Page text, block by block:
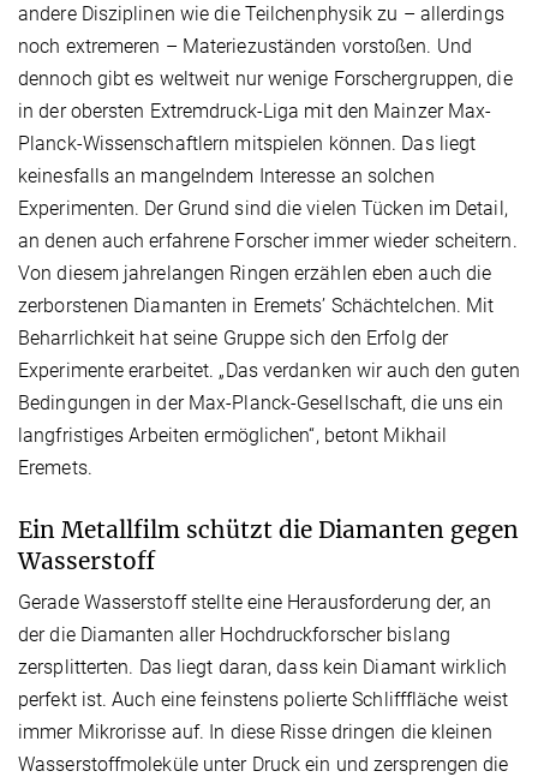
andere Disziplinen wie die Teilchenphysik zu – allerdings
noch extremeren – Materiezuständen vorstoßen. Und
dennoch gibt es weltweit nur wenige Forschergruppen, die
in der obersten Extremdruck-Liga mit den Mainzer Max-
Planck-Wissenschaftlern mitspielen können. Das liegt
keinesfalls an mangelndem Interesse an solchen
Experimenten. Der Grund sind die vielen Tücken im Detail,
an denen auch erfahrene Forscher immer wieder scheitern.
Von diesem jahrelangen Ringen erzählen eben auch die
zerborstenen Diamanten in Eremets’ Schächtelchen. Mit
Beharrlichkeit hat seine Gruppe sich den Erfolg der
Experimente erarbeitet. „Das verdanken wir auch den guten
Bedingungen in der Max-Planck-Gesellschaft, die uns ein
langfristiges Arbeiten ermöglichen“, betont Mikhail
Eremets.
Ein Metallfilm schützt die Diamanten gegen
Wasserstoff
Gerade Wasserstoff stellte eine Herausforderung der, an
der die Diamanten aller Hochdruckforscher bislang
zersplitterten. Das liegt daran, dass kein Diamant wirklich
perfekt ist. Auch eine feinstens polierte Schlifffläche weist
immer Mikrorisse auf. In diese Risse dringen die kleinen
Wasserstoffmoleküle unter Druck ein und zersprengen die